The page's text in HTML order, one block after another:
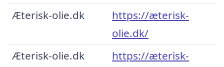
Æterisk-olie.dk
https://æterisk-
olie.dk/
Æterisk-olie.dk
https://æterisk-